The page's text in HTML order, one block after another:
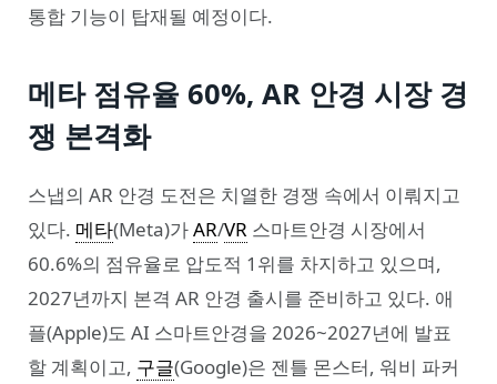
통합 기능이 탑재될 예정이다.
메타 점유율 60%, AR 안경 시장 경
쟁 본격화
스냅의 AR 안경 도전은 치열한 경쟁 속에서 이뤄지고
있다. 메타(Meta)가AR/VR 스마트안경 시장에서
60.6%의 점유율로 압도적 1위를 차지하고 있으며,
2027년까지 본격 AR 안경 출시를 준비하고 있다. 애
플(Apple)도 AI 스마트안경을 2026~2027년에 발표
할 계획이고, 구글(Google)은 젠틀 몬스터, 워비 파커